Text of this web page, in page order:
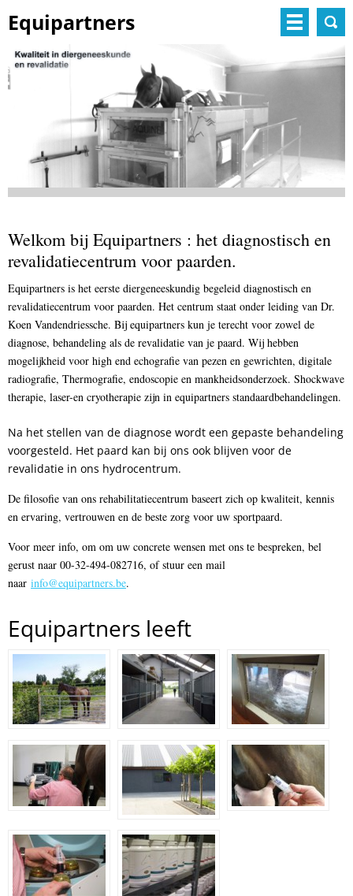
Equipartners
Welkom bij Equipartners : het diagnostisch en
revalidatiecentrum voor paarden.
Equipartners is het eerste diergeneeskundig begeleid diagnostisch en
revalidatiecentrum voor paarden. Het centrum staat onder leiding van Dr.
Koen Vandendriessche. Bij equipartners kun je terecht voor zowel de
diagnose, behandeling als de revalidatie van je paard. Wij hebben
mogelijkheid voor high end echografie van pezen en gewrichten, digitale
radiografie, Thermografie, endoscopie en mankheidsonderzoek. Shockwave
therapie, laser-en cryotherapie zijn in equipartners standaardbehandelingen.
Na het stellen van de diagnose wordt een gepaste behandeling
voorgesteld. Het paard kan bij ons ook blijven voor de
revalidatie in ons hydrocentrum.
De filosofie van ons rehabilitatiecentrum baseert zich op kwaliteit, kennis
en ervaring, vertrouwen en de beste zorg voor uw sportpaard.
Voor meer info, om om uw concrete wensen met ons te bespreken, bel
gerust naar 00-32-494-082716, of stuur een mail
naar info@equipartners.be.
Equipartners leeft